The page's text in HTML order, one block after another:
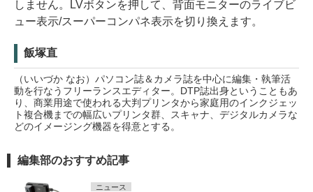
しません。LVボタンを押して、背面モニターのライブビ
ュー表示/スーパーコンパネ表示を切り換えます。
飯塚直
（いいづか なお）パソコン誌＆カメラ誌を中心に編集・執筆活
動を行なうフリーランスエディター。DTP誌出身ということもあ
り、商業用途で使われる大判プリンタから家庭用のインクジェッ
ト複合機までの幅広いプリンタ群、スキャナ、デジタルカメラな
どのイメージング機器を得意とする。
編集部のおすすめ記事
ニュース